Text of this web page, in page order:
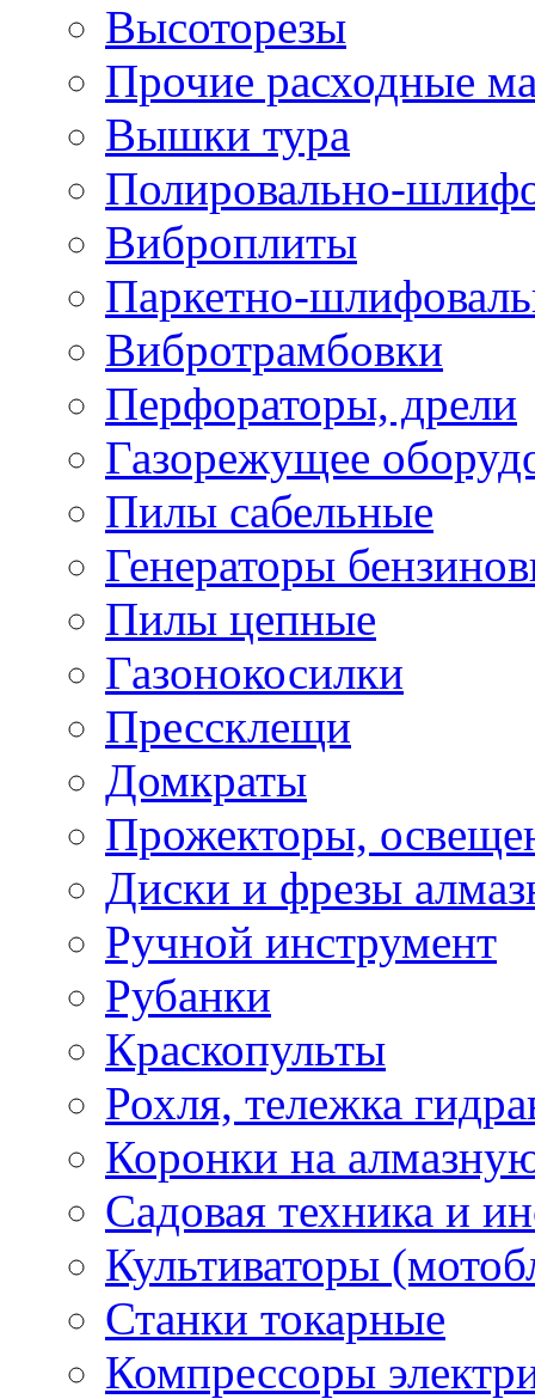
Высоторезы
Прочие расходные
Вышки тура
Полировально-
Виброплиты
Паркетно-
Вибротрамбовки
Перфораторы, дрели
Газорежущее
Пилы сабельные
Генераторы
Пилы цепные
Газонокосилки
Прессклещи
Домкраты
Прожекторы,
Диски и фрезы
Ручной инструмент
Рубанки
Краскопульты
Рохля, тележка
Коронки на
Садовая техника и
Культиваторы
Станки токарные
Компрессоры